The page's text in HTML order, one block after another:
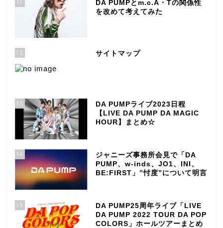
11
DA PUMPとm.c.A・Tの関係性
を改めて考えてみた
12 サイトマップ
13
DA PUMPライブ2023日程
【LIVE DA PUMP DA MAGIC
HOUR】まとめ☆
14
ジャニーズ事務所会見で「DA
PUMP、w-inds、JO1、INI、
BE:FIRST」”忖度”について明言
15
DA PUMP25周年ライブ「LIVE
DA PUMP 2022 TOUR DA POP
COLORS」ホールツアーまとめ